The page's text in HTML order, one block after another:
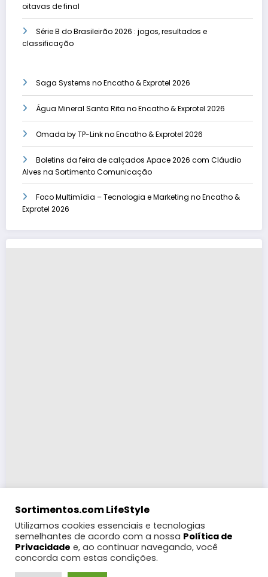
oitavas de final
Série B do Brasileirão 2026 : jogos, resultados e
classificação
Saga Systems no Encatho & Exprotel 2026
Água Mineral Santa Rita no Encatho & Exprotel 2026
Omada by TP-Link no Encatho & Exprotel 2026
Boletins da feira de calçados Apace 2026 com Cláudio
Alves na Sortimento Comunicação
Foco Multimídia – Tecnologia e Marketing no Encatho &
Exprotel 2026
Sortimentos.com LifeStyle
Utilizamos cookies essenciais e tecnologias
semelhantes de acordo com a nossa Política de
Privacidade e, ao continuar navegando, você
concorda com estas condições.